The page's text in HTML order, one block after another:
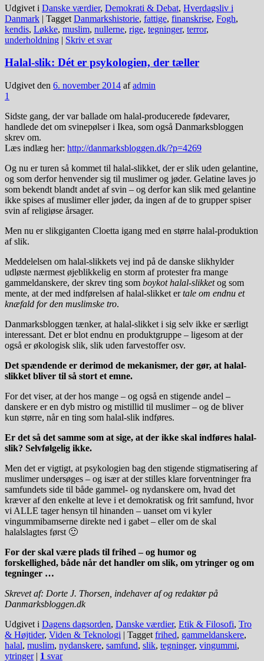
Udgivet i Danske værdier, Demokrati & Debat, Hverdagsliv i
Danmark | Tagget Danmarkshistorie, fattige, finanskrise, Fogh,
kendis, Løkke, muslim, nullerne, rige, tegninger, terror,
underholdning | Skriv et svar
Halal-slik: Dét er psykologien, der tæller
Udgivet den 6. november 2014 afadmin
1
Sidste gang, der var ballade om halal-producerede fødevarer,
handlede det om svinepølser i Ikea, som også Danmarksbloggen
skrev om.
Læs indlæg her: http://danmarksbloggen.dk/?p=4269
Og nu er turen så kommet til halal-slikket, der er slik uden gelantine,
og som derfor henvender sig til muslimer og jøder. Gelatine laves jo
som bekendt blandt andet af svin – og derfor kan slik med gelantine
ikke spises af muslimer eller jøder, da ingen af de to grupper spiser
svin af religiøse årsager.
Men nu er slikgiganten Cloetta igang med en større halal-produktion
af slik.
Meddelelsen om halal-slikkets vej ind på de danske slikhylder
udløste nærmest øjeblikkelig en storm af protester fra mange
gammeldanskere, der skrev ting som boykot halal-slikketog som
mente, at der med indførelsen af halal-slikket ertale om endnu et
knæfald for den muslimske tro.
Danmarksbloggen tænker, at halal-slikket i sig selv ikke er særligt
interessant. Det er blot endnu en produktgruppe – ligesom at der
også er økologisk slik, slik uden farvestoffer osv.
Det spændende er derimod de mekanismer, der gør, at halal-
slikket bliver til så stort et emne.
For det viser, at der hos mange – og også en stigende andel –
danskere er en dyb mistro og mistillid til muslimer – og de bliver
kun større, når en ting som halal-slik indføres.
Er det så det samme som at sige, at der ikke skal indføres halal-
slik? Selvfølgelig ikke.
Men det er vigtigt, at psykologien bag den stigende stigmatisering af
muslimer undersøges – og især at der stilles klare forventninger fra
samfundets side til både gammel- og nydanskere om, hvad det
kræver af den enkelte at leve i et demokratisk og frit samfund, hvor
vi ALLE tager hensyn til hinanden – uanset om vi kyler
vingummibamserne direkte ned i gabet – eller om de skal
halalslagtes først 🙂
For der skal være plads til frihed – og humor og
forskellighed, både når det handler om slik, om ytringer og om
tegninger …
Skrevet af: Dorte J. Thorsen, indehaver af og redaktør på
Danmarksbloggen.dk
Udgivet i Dagens dagsorden, Danske værdier, Etik & Filosofi, Tro
& Højtider, Viden & Teknologi | Tagget frihed, gammeldanskere,
halal, muslim, nydanskere, samfund, slik, tegninger, vingummi,
ytringer | 1 svar